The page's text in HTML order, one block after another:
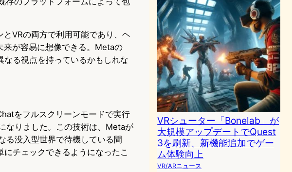
VRの両方で利用可能であり、ヘ
来が容易に想像できる。Metaの
る視点を持っているかもしれな
をフルスクリーンモードで実行
なりました。この技術は、Metaが
る没入型世界で待機している間
チェックできるようになったこ
VRシューター「Bonelab」が
大規模アップデートでQuest
3を刷新、新機能追加でゲー
ム体験向上
VR/ARニュース